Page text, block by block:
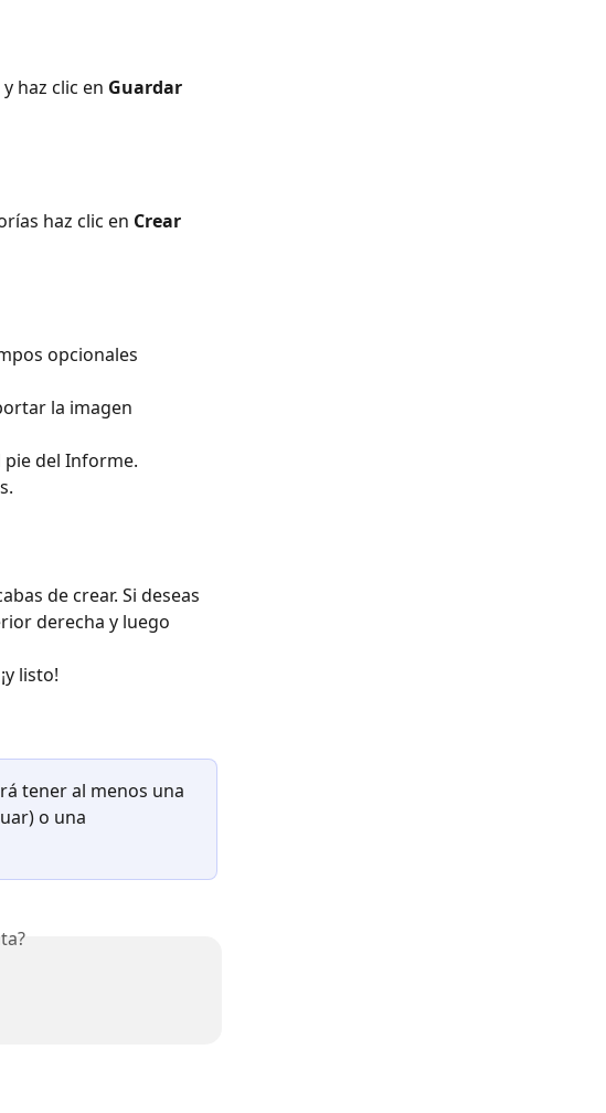
haz clic en Guardar
haz clic en Crear
opcionales
la imagen
pie del Informe.
de crear. Si deseas
derecha y luego
listo!
tener al menos una
o una